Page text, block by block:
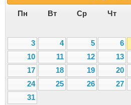
Пн Вт Ср Чт
3
4 5 6
10
11 12 13
17
18 19 20
24
25 26 27
31